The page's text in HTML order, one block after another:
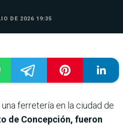
DE 2026 19:35
ferretería en la ciudad de
de Concepción, fueron